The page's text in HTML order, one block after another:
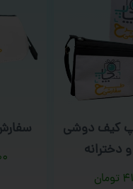
کیف دوشی
دخترانه
تومان